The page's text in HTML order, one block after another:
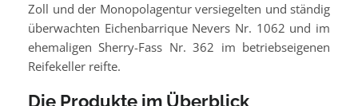
Zoll und der Monopolagentur versiegelten und ständig
überwachten Eichenbarrique Nevers Nr. 1062 und im
ehemaligen Sherry-Fass Nr. 362 im betriebseigenen
Reifekeller reifte.
Die Produkte im Überblick